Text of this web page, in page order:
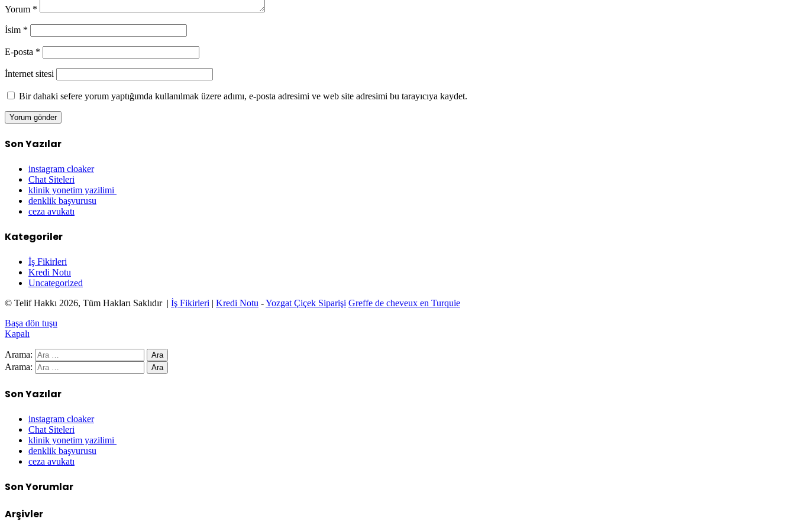
Yorum *
İsim *
E-posta *
İnternet sitesi
Bir dahaki sefere yorum yaptığımda kullanılmak üzere adımı, e-posta adresimi ve web site adresimi bu tarayıcıya kaydet.
Son Yazılar
instagram cloaker
Chat Siteleri
klinik yonetim yazilimi
denklik başvurusu
ceza avukatı
Kategoriler
İş Fikirleri
Kredi Notu
Uncategorized
© Telif Hakkı 2026, Tüm Hakları Saklıdır | İş Fikirleri | Kredi Notu -Yozgat Çiçek Siparişi Greffe de cheveux en Turquie
Başa dön tuşu
Kapalı
Arama:
Arama:
Son Yazılar
instagram cloaker
Chat Siteleri
klinik yonetim yazilimi
denklik başvurusu
ceza avukatı
Son Yorumlar
Arşivler